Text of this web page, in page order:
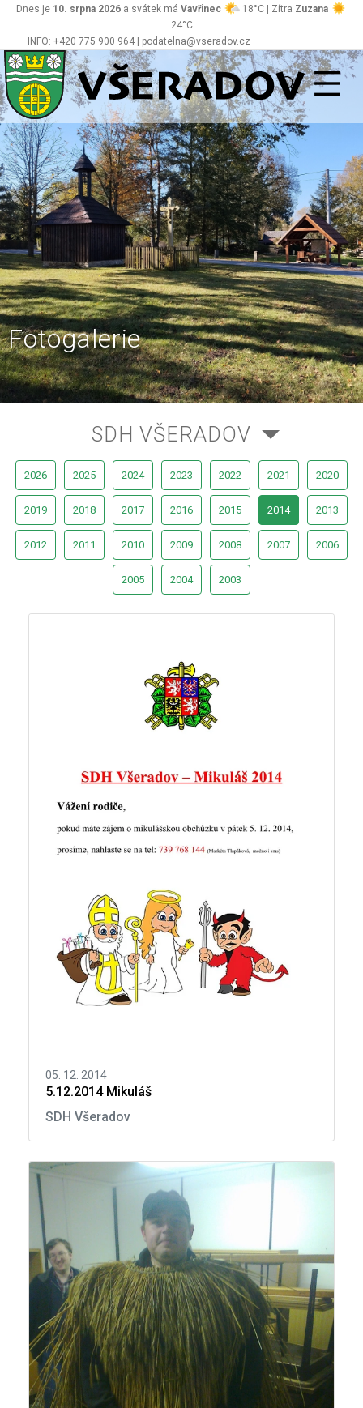
INFO: +420 775 900 964 | podatelna@vseradov.cz
Dnes je 10. srpna 2026 a svátek má Vavřinec 18°C | Zítra Zuzana
24°C
Všeradov
Fotogalerie
SDH VŠERADOV
2026 2025 2024 2023 2022 2021 2020
2019 2018 2017 2016 2015 2014 2013
2012 2011 2010 2009 2008 2007 2006
2005 2004 2003
05. 12. 2014
5.12.2014 Mikuláš
SDH Všeradov